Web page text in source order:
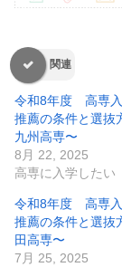
関連
令和8年度 高専
推薦の条件と選
九州高専〜
8月 22, 2025
高専に入学したい
令和8年度 高専
推薦の条件と選
田高専〜
7月 25, 2025